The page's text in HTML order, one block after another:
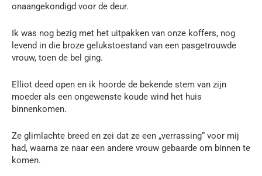
onaangekondigd voor de deur.
Ik was nog bezig met het uitpakken van onze koffers, nog
levend in die broze gelukstoestand van een pasgetrouwde
vrouw, toen de bel ging.
Elliot deed open en ik hoorde de bekende stem van zijn
moeder als een ongewenste koude wind het huis
binnenkomen.
Ze glimlachte breed en zei dat ze een „verrassing“ voor mij
had, waarna ze naar een andere vrouw gebaarde om binnen te
komen.